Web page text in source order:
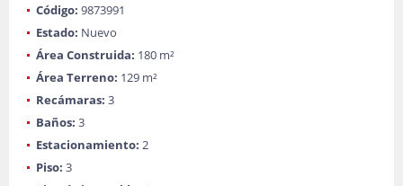
Código: 9873991
Estado: Nuevo
Área Construida: 180 m²
Área Terreno: 129 m²
Recámaras: 3
Baños: 3
Estacionamiento: 2
Piso: 3